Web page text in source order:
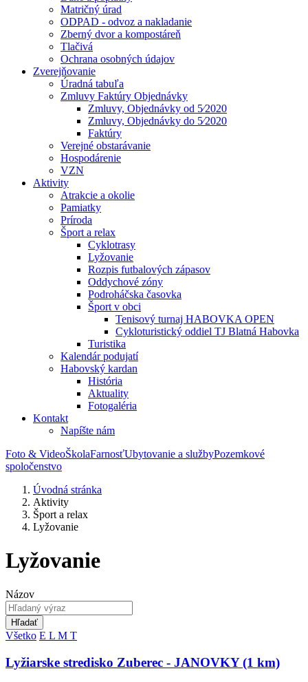
Matričný úrad
ODPAD - odvoz a nakladanie
Zberný dvor a kompostáreň
Tlačivá
Ochrana osobných údajov
Zverejňovanie
Úradná tabuľa
Zmluvy Faktúry Objednávky
Zmluvy, Objednávky od 5⁄2020
Zmluvy, Objednávky do 5⁄2020
Faktúry
Verejné obstarávanie
Hospodárenie
VZN
Aktivity
Atrakcie a okolie
Pamiatky
Príroda
Šport a relax
Cyklotrasy
Lyžovanie
Rozpis futbalových zápasov
Oddychové zóny
Podroháčska časovka
Šport v obci
Tenisový turnaj HABOVKA OPEN
Cykloturistický oddiel TJ Blatná Habovka
Turistika
Kalendár podujatí
Habovský kardan
História
Aktuality
Fotogaléria
Kontakt
Napíšte nám
Foto & VideoŠkolaFarnosťUbytovanie a službyPozemkové
spoločenstvo
Úvodná stránka
Aktivity
Šport a relax
Lyžovanie
Lyžovanie
Názov
Hľadať
Všetko E L M T
Lyžiarske stredisko Zuberec - JANOVKY (1 km)